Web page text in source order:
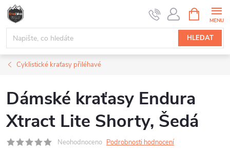
Přejít
obsah
HLEDAT
NÁKUPNÍ
KOŠÍK
Cyklistické kraťasy přiléhavé
Dámské kraťasy Endura
Xtract Lite Shorty, Šedá
Neohodnoceno Podrobnosti hodnocení